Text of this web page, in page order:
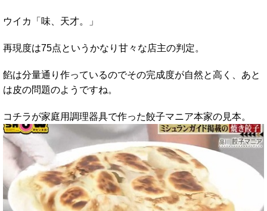
ウイカ「味、天才。」
再現度は75点というかなり甘々な店主の判定。
餡は分量通り作っているのでその完成度が自然と高く、あと
は皮の問題のようですね。
コチラが家庭用調理器具で作った餃子マニア本家の見本。